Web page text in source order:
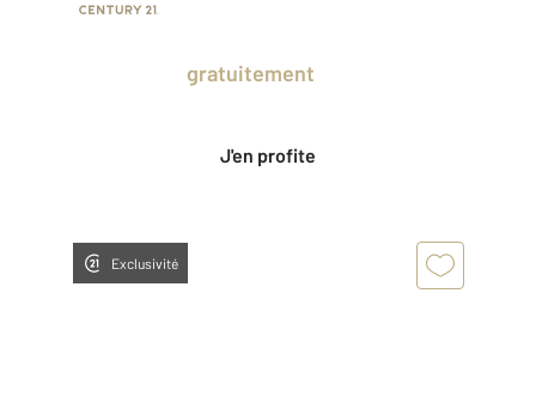
gratuitement
J'en profite
Exclusivité